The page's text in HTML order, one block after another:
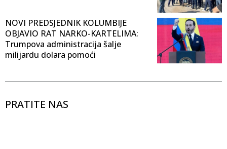
NOVI PREDSJEDNIK KOLUMBIJE
OBJAVIO RAT NARKO-KARTELIMA:
Trumpova administracija šalje
milijardu dolara pomoći
PRATITE NAS